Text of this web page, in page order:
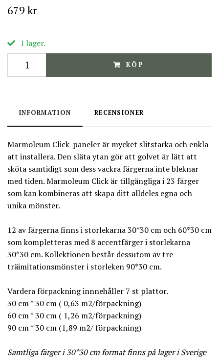
679 kr
I lager.
KÖP
INFORMATION RECENSIONER
Marmoleum Click-paneler är mycket slitstarka och enkla
att installera. Den släta ytan gör att golvet är lätt att
sköta samtidigt som dess vackra färgerna inte bleknar
med tiden. Marmoleum Click är tillgängliga i 23 färger
som kan kombineras att skapa ditt alldeles egna och
unika mönster.
12 av färgerna finns i storlekarna 30*30 cm och 60*30 cm
som kompletteras med 8 accentfärger i storlekarna
30*30 cm. Kollektionen består dessutom av tre
träimitationsmönster i storleken 90*30 cm.
Vardera förpackning innnehåller 7 st plattor.
30 cm * 30 cm ( 0,63 m2/förpackning)
60 cm * 30 cm ( 1,26 m2/förpackning)
90 cm * 30 cm (1,89 m2/ förpackning)
Samtliga färger i 30*30 cm format finns på lager i Sverige